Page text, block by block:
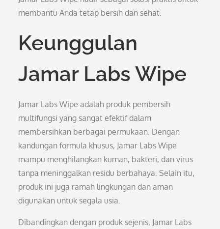
membantu Anda tetap bersih dan sehat.
Keunggulan
Jamar Labs Wipe
Jamar Labs Wipe adalah produk pembersih
multifungsi yang sangat efektif dalam
membersihkan berbagai permukaan. Dengan
kandungan formula khusus, Jamar Labs Wipe
mampu menghilangkan kuman, bakteri, dan virus
tanpa meninggalkan residu berbahaya. Selain itu,
produk ini juga ramah lingkungan dan aman
digunakan untuk segala usia.
Dibandingkan dengan produk sejenis, Jamar Labs